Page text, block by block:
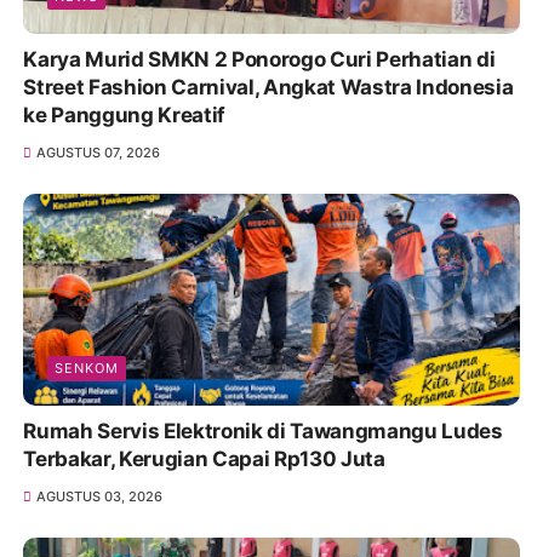
Karya Murid SMKN 2 Ponorogo Curi Perhatian di
Street Fashion Carnival, Angkat Wastra Indonesia
ke Panggung Kreatif
AGUSTUS 07, 2026
SENKOM
Rumah Servis Elektronik di Tawangmangu Ludes
Terbakar, Kerugian Capai Rp130 Juta
AGUSTUS 03, 2026